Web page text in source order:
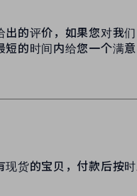
出的评价，如果您对我
短的时间内给您一个满
现货的宝贝，付款后按